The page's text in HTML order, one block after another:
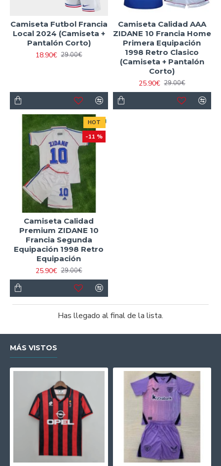
Camiseta Futbol Francia
Local 2024 (Camiseta +
Pantalón Corto)
18.90€ 29.00€
Camiseta Calidad AAA
ZIDANE 10 Francia Home
Primera Equipación
1998 Retro Clasico
(Camiseta + Pantalón
Corto)
25.90€ 29.00€
HOT
-11 %
Camiseta Calidad
Premium ZIDANE 10
Francia Segunda
Equipación 1998 Retro
Equipación
25.90€ 29.00€
Has llegado al final de la lista.
MÁS VISTOS